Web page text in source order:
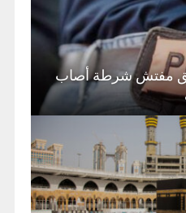
مفتش شرطة أصاب